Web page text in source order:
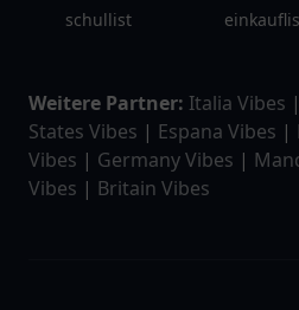
schullist
Weitere Partner: Italia Vibes |
States Vibes | Espana Vibes |
Vibes | Germany Vibes |
Vibes | Britain Vibes